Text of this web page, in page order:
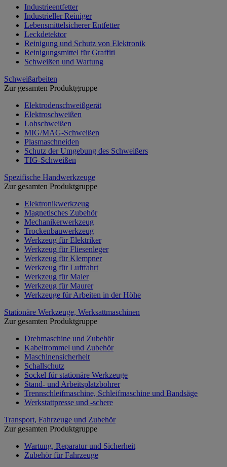
Industrieentfetter
Industrieller Reiniger
Lebensmittelsicherer Entfetter
Leckdetektor
Reinigung und Schutz von Elektronik
Reinigungsmittel für Graffiti
Schweißen und Wartung
Schweißarbeiten
Zur gesamten Produktgruppe
Elektrodenschweißgerät
Elektroschweißen
Lohschweißen
MIG/MAG-Schweißen
Plasmaschneiden
Schutz der Umgebung des Schweißers
TIG-Schweißen
Spezifische Handwerkzeuge
Zur gesamten Produktgruppe
Elektronikwerkzeug
Magnetisches Zubehör
Mechanikerwerkzeug
Trockenbauwerkzeug
Werkzeug für Elektriker
Werkzeug für Fliesenleger
Werkzeug für Klempner
Werkzeug für Luftfahrt
Werkzeug für Maler
Werkzeug für Maurer
Werkzeuge für Arbeiten in der Höhe
Stationäre Werkzeuge, Werksattmaschinen
Zur gesamten Produktgruppe
Drehmaschine und Zubehör
Kabeltrommel und Zubehör
Maschinensicherheit
Schallschutz
Sockel für stationäre Werkzeuge
Stand- und Arbeitsplatzbohrer
Trennschleifmaschine, Schleifmaschine und Bandsäge
Werkstattpresse und -schere
Transport, Fahrzeuge und Zubehör
Zur gesamten Produktgruppe
Wartung, Reparatur und Sicherheit
Zubehör für Fahrzeuge